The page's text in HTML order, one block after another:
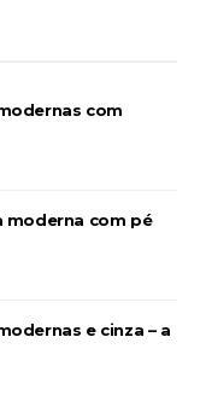
com
moderna com pé
e cinza – a